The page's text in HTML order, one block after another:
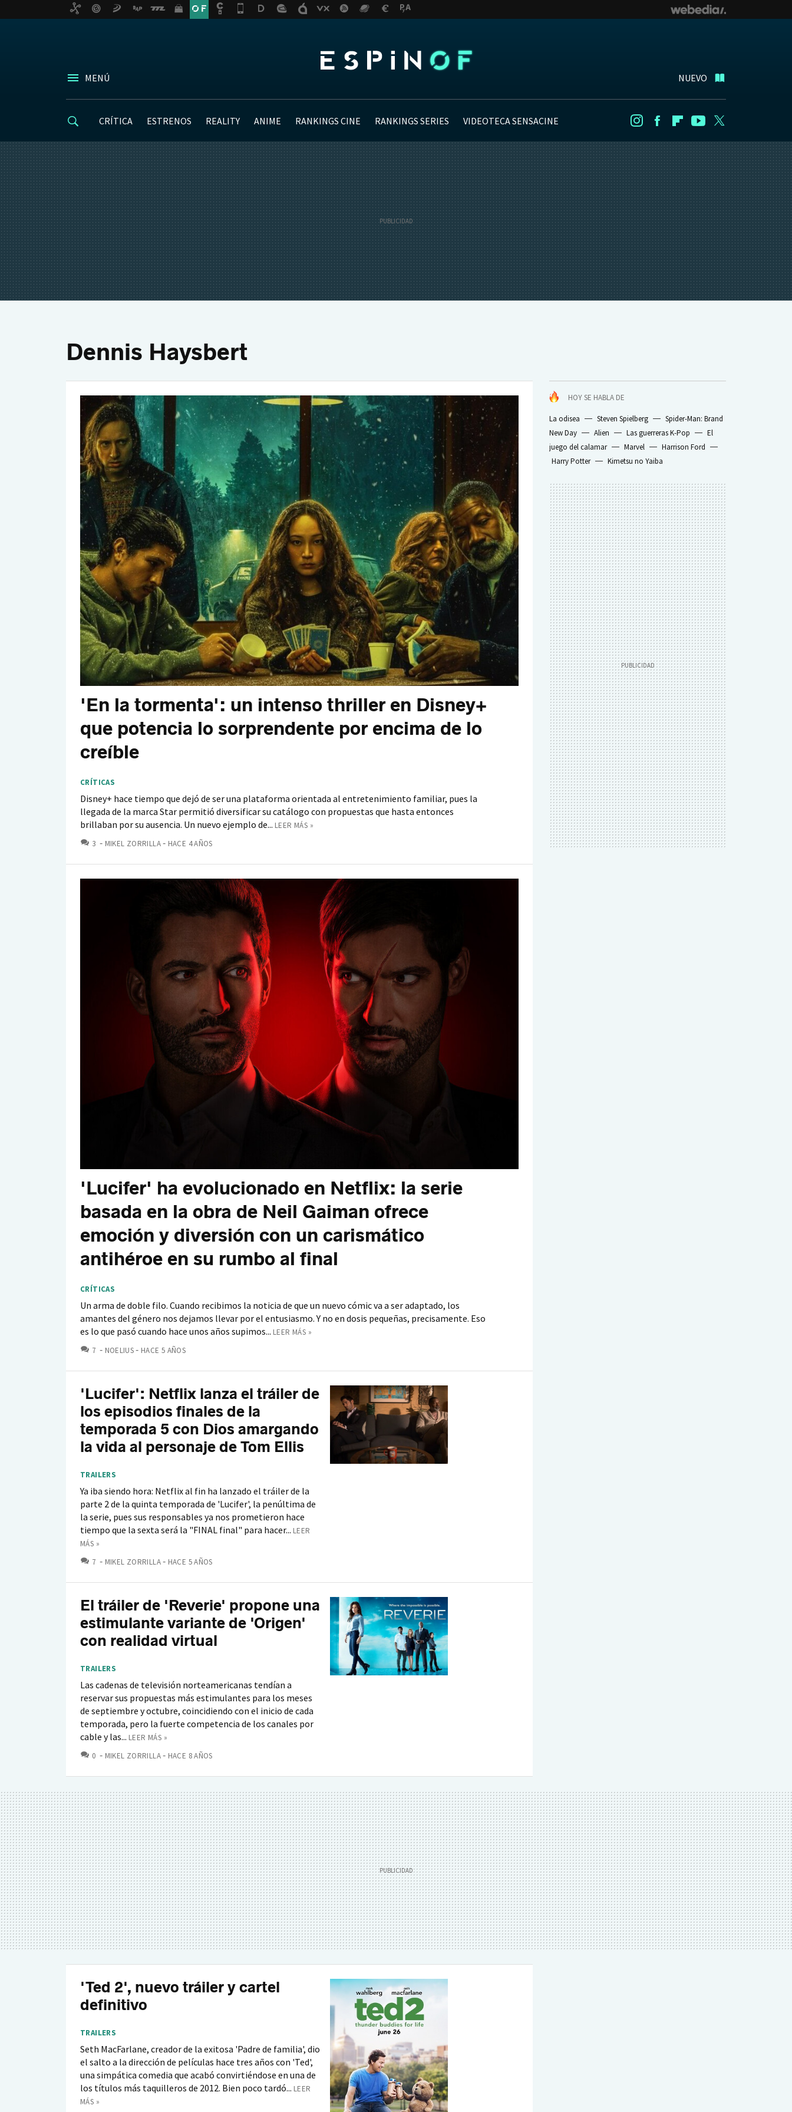
MENÚ NUEVO
CRÍTICA ESTRENOS REALITY ANIME RANKINGS CINE RANKINGS SERIES VIDEOTECA SENSACINE InstagramFacebookFlipboard
Youtube
Dennis Haysbert
HOY SE HABLA DE
La odisea Steven Spielberg
Spider-Man: Brand
New Day
Alien Las guerreras K-Pop
El
juego del calamar
Marvel
Harrison Ford
Harry Potter
Kimetsu no Yaiba
'En la tormenta': un intenso thriller en Disney+
que potencia lo sorprendente por encima de lo
creíble
CRÍTICAS
Disney+ hace tiempo que dejó de ser una plataforma orientada al entretenimiento familiar, pues la
llegada de la marca Star permitió diversificar su catálogo con propuestas que hasta entonces
brillaban por su ausencia. Un nuevo ejemplo de... LEER MÁS »
3 COMENTARIOS
MIKEL ZORRILLA HACE 4 AÑOS
'Lucifer' ha evolucionado en Netflix: la serie
basada en la obra de Neil Gaiman ofrece
emoción y diversión con un carismático
antihéroe en su rumbo al final
CRÍTICAS
Un arma de doble filo. Cuando recibimos la noticia de que un nuevo cómic va a ser adaptado, los
amantes del género nos dejamos llevar por el entusiasmo. Y no en dosis pequeñas, precisamente. Eso
es lo que pasó cuando hace unos años supimos... LEER MÁS »
7 COMENTARIOS
NOELIUS HACE 5 AÑOS
'Lucifer': Netflix lanza el tráiler de
los episodios finales de la
temporada 5 con Dios amargando
la vida al personaje de Tom Ellis
TRAILERS
Ya iba siendo hora: Netflix al fin ha lanzado el tráiler de la
parte 2 de la quinta temporada de 'Lucifer', la penúltima de
la serie, pues sus responsables ya nos prometieron hace
tiempo que la sexta será la "FINAL final" para hacer... LEER
MÁS »
7 COMENTARIOS
MIKEL ZORRILLA HACE 5 AÑOS
El tráiler de 'Reverie' propone una
estimulante variante de 'Origen'
con realidad virtual
TRAILERS
Las cadenas de televisión norteamericanas tendían a
reservar sus propuestas más estimulantes para los meses
de septiembre y octubre, coincidiendo con el inicio de cada
temporada, pero la fuerte competencia de los canales por
cable y las... LEER MÁS »
0 COMENTARIOS
MIKEL ZORRILLA HACE 8 AÑOS
'Ted 2', nuevo tráiler y cartel
definitivo
TRAILERS
Seth MacFarlane, creador de la exitosa 'Padre de familia', dio
el salto a la dirección de películas hace tres años con 'Ted',
una simpática comedia que acabó convirtiéndose en una de
los títulos más taquilleros de 2012. Bien poco tardó... LEER
MÁS »